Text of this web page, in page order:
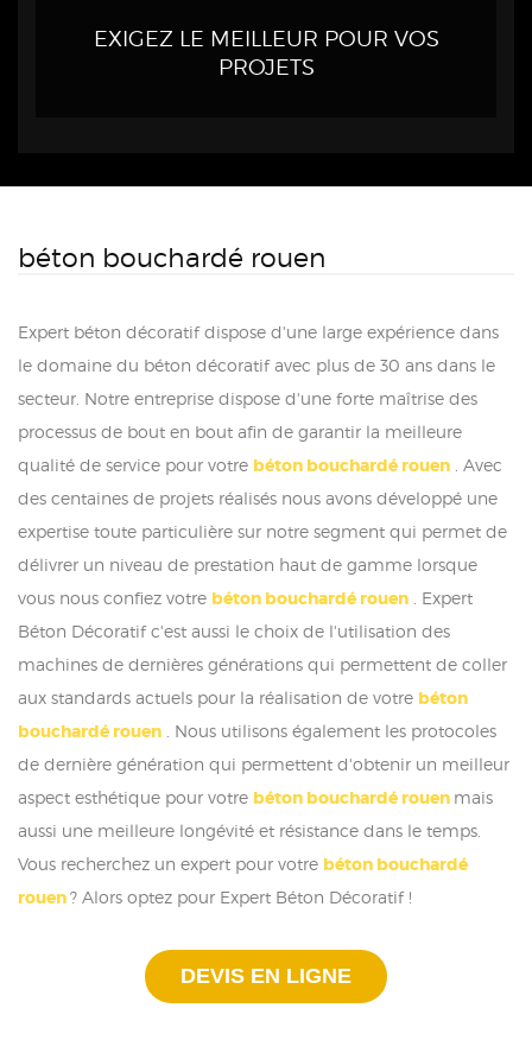
EXIGEZ LE MEILLEUR POUR VOS
PROJETS
béton bouchardé rouen
Expert béton décoratif dispose d'une large expérience dans
le domaine du béton décoratif avec plus de 30 ans dans le
secteur. Notre entreprise dispose d'une forte maîtrise des
processus de bout en bout afin de garantir la meilleure
qualité de service pour votre béton bouchardé rouen . Avec
des centaines de projets réalisés nous avons développé une
expertise toute particulière sur notre segment qui permet de
délivrer un niveau de prestation haut de gamme lorsque
vous nous confiez votre béton bouchardé rouen . Expert
Béton Décoratif c'est aussi le choix de l'utilisation des
machines de dernières générations qui permettent de coller
aux standards actuels pour la réalisation de votre béton
bouchardé rouen . Nous utilisons également les protocoles
de dernière génération qui permettent d'obtenir un meilleur
aspect esthétique pour votre béton bouchardé rouen mais
aussi une meilleure longévité et résistance dans le temps.
Vous recherchez un expert pour votre béton bouchardé
rouen? Alors optez pour Expert Béton Décoratif !
DEVIS EN LIGNE